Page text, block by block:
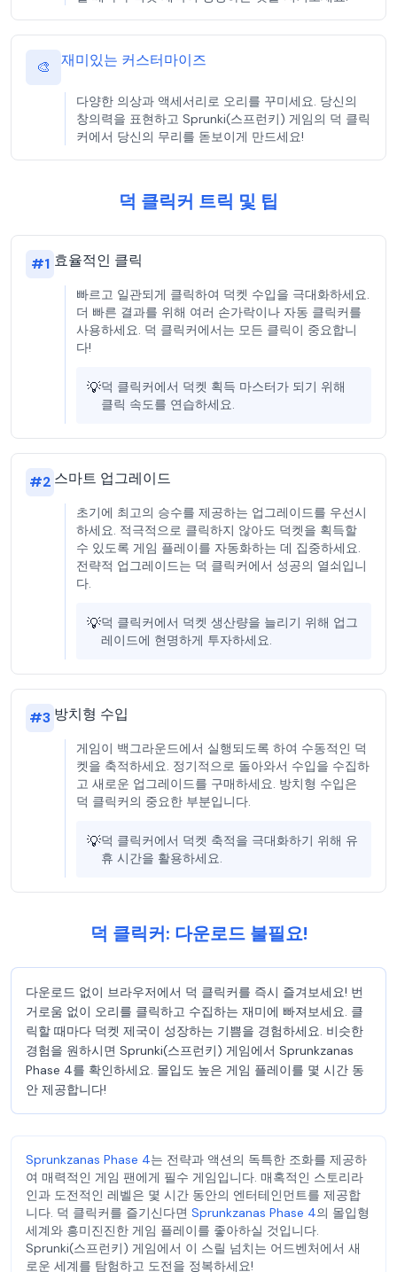
🎨 재미있는 커스터마이즈
다양한 의상과 액세서리로 오리를 꾸미세요. 당신의
창의력을 표현하고 Sprunki(스프런키) 게임의 덕 클릭
커에서 당신의 무리를 돋보이게 만드세요!
덕 클릭커 트릭 및 팁
#1 효율적인 클릭
빠르고 일관되게 클릭하여 덕켓 수입을 극대화하세요.
더 빠른 결과를 위해 여러 손가락이나 자동 클릭커를
사용하세요. 덕 클릭커에서는 모든 클릭이 중요합니
다!
💡덕 클릭커에서 덕켓 획득 마스터가 되기 위해
클릭 속도를 연습하세요.
#2 스마트 업그레이드
초기에 최고의 승수를 제공하는 업그레이드를 우선시
하세요. 적극적으로 클릭하지 않아도 덕켓을 획득할
수 있도록 게임 플레이를 자동화하는 데 집중하세요.
전략적 업그레이드는 덕 클릭커에서 성공의 열쇠입니
다.
💡덕 클릭커에서 덕켓 생산량을 늘리기 위해 업그
레이드에 현명하게 투자하세요.
#3 방치형 수입
게임이 백그라운드에서 실행되도록 하여 수동적인 덕
켓을 축적하세요. 정기적으로 돌아와서 수입을 수집하
고 새로운 업그레이드를 구매하세요. 방치형 수입은
덕 클릭커의 중요한 부분입니다.
💡덕 클릭커에서 덕켓 축적을 극대화하기 위해 유
휴 시간을 활용하세요.
덕 클릭커: 다운로드 불필요!
다운로드 없이 브라우저에서 덕 클릭커를 즉시 즐겨보세요! 번
거로움 없이 오리를 클릭하고 수집하는 재미에 빠져보세요. 클
릭할 때마다 덕켓 제국이 성장하는 기쁨을 경험하세요. 비슷한
경험을 원하시면 Sprunki(스프런키) 게임에서 Sprunkzanas
Phase 4를 확인하세요. 몰입도 높은 게임 플레이를 몇 시간 동
안 제공합니다!
Sprunkzanas Phase 4는 전략과 액션의 독특한 조화를 제공하
여 매력적인 게임 팬에게 필수 게임입니다. 매혹적인 스토리라
인과 도전적인 레벨은 몇 시간 동안의 엔터테인먼트를 제공합
니다. 덕 클릭커를 즐기신다면 Sprunkzanas Phase 4의 몰입형
세계와 흥미진진한 게임 플레이를 좋아하실 것입니다.
Sprunki(스프런키) 게임에서 이 스릴 넘치는 어드벤처에서 새
로운 세계를 탐험하고 도전을 정복하세요!